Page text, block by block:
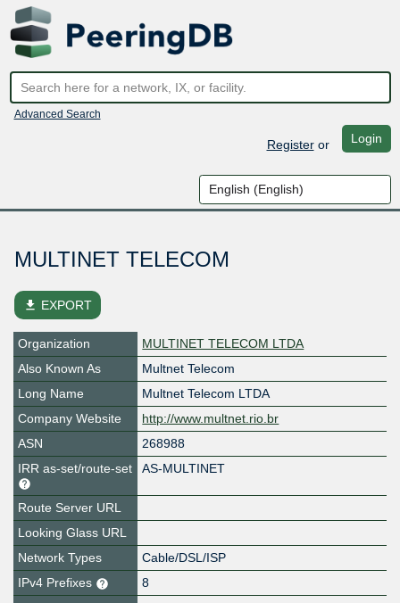
Advanced Search
Registeror Login
MULTINET TELECOM
file_download EXPORT
Organization
MULTINET TELECOM LTDA
Also Known As
Multnet Telecom
Long Name
Multnet Telecom LTDA
Company Website
http://www.multnet.rio.br
ASN
268988
IRR as-set/route-set
AS-MULTINET
Route Server URL
Looking Glass URL
Network Types
Cable/DSL/ISP
IPv4 Prefixes
8